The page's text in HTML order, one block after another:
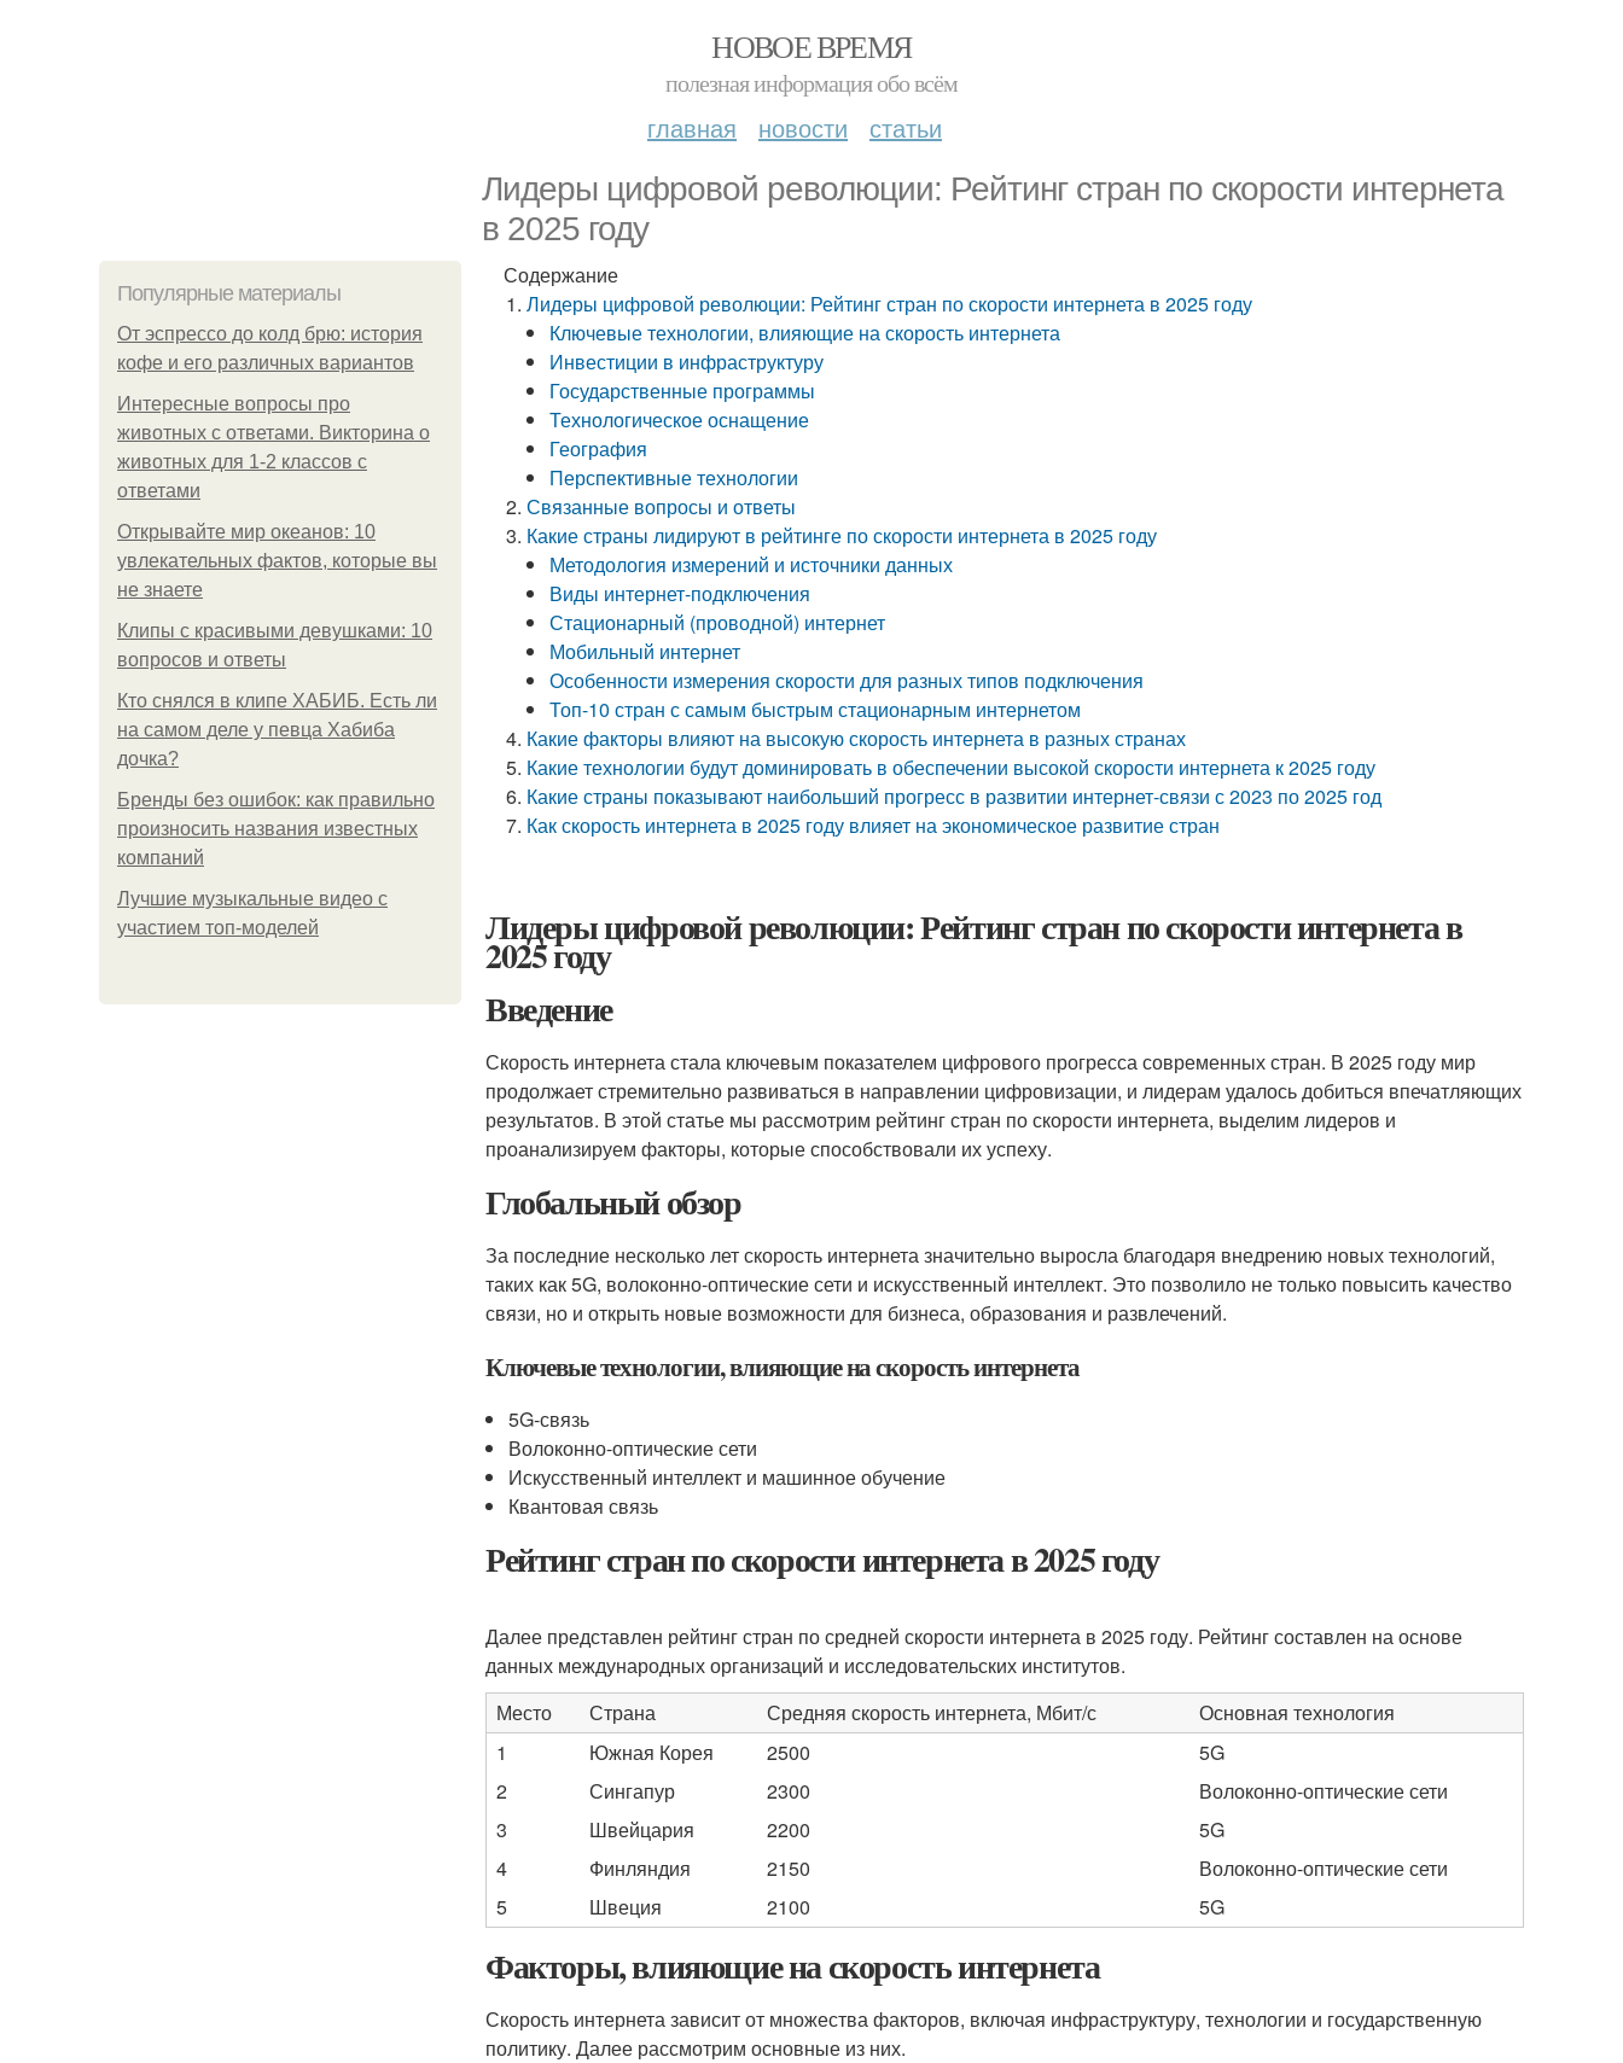
НОВОЕ ВРЕМЯ
полезная информация обо всём
главная новости статьи
Лидеры цифровой революции: Рейтинг стран по скорости интернета
в 2025 году
Популярные материалы
От эспрессо до колд брю: история
кофе и его различных вариантов
Интересные вопросы про
животных с ответами. Викторина о
животных для 1-2 классов с
ответами
Открывайте мир океанов: 10
увлекательных фактов, которые вы
не знаете
Клипы с красивыми девушками: 10
вопросов и ответы
Кто снялся в клипе ХАБИБ. Есть ли
на самом деле у певца Хабиба
дочка?
Бренды без ошибок: как правильно
произносить названия известных
компаний
Лучшие музыкальные видео с
участием топ-моделей
Содержание
Лидеры цифровой революции: Рейтинг стран по скорости интернета в 2025 году
Ключевые технологии, влияющие на скорость интернета
Инвестиции в инфраструктуру
Государственные программы
Технологическое оснащение
География
Перспективные технологии
Связанные вопросы и ответы
Какие страны лидируют в рейтинге по скорости интернета в 2025 году
Методология измерений и источники данных
Виды интернет-подключения
Стационарный (проводной) интернет
Мобильный интернет
Особенности измерения скорости для разных типов подключения
Топ-10 стран с самым быстрым стационарным интернетом
Какие факторы влияют на высокую скорость интернета в разных странах
Какие технологии будут доминировать в обеспечении высокой скорости интернета к 2025 году
Какие страны показывают наибольший прогресс в развитии интернет-связи с 2023 по 2025 год
Как скорость интернета в 2025 году влияет на экономическое развитие стран
Лидеры цифровой революции: Рейтинг стран по скорости интернета в
2025 году
Введение
Скорость интернета стала ключевым показателем цифрового прогресса современных стран. В 2025 году мир
продолжает стремительно развиваться в направлении цифровизации, и лидерам удалось добиться впечатляющих
результатов. В этой статье мы рассмотрим рейтинг стран по скорости интернета, выделим лидеров и
проанализируем факторы, которые способствовали их успеху.
Глобальный обзор
За последние несколько лет скорость интернета значительно выросла благодаря внедрению новых технологий,
таких как 5G, волоконно-оптические сети и искусственный интеллект. Это позволило не только повысить качество
связи, но и открыть новые возможности для бизнеса, образования и развлечений.
Ключевые технологии, влияющие на скорость интернета
5G-связь
Волоконно-оптические сети
Искусственный интеллект и машинное обучение
Квантовая связь
Рейтинг стран по скорости интернета в 2025 году
Далее представлен рейтинг стран по средней скорости интернета в 2025 году. Рейтинг составлен на основе
данных международных организаций и исследовательских институтов.
Место
Страна Средняя скорость интернета, Мбит/с
Основная технология
1
Южная Корея 2500
5G
2
Сингапур 2300
Волоконно-оптические сети
3
Швейцария 2200
5G
4
Финляндия 2150
Волоконно-оптические сети
5
Швеция 2100 5G
Факторы, влияющие на скорость интернета
Скорость интернета зависит от множества факторов, включая инфраструктуру, технологии и государственную
политику. Далее рассмотрим основные из них.